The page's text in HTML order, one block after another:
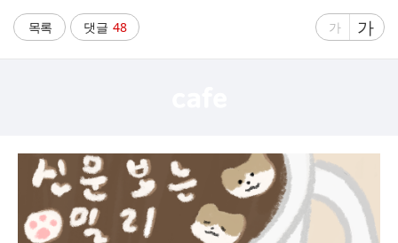
자
시
간
수
목록 댓글 48
글
게
가
글
자
게
가